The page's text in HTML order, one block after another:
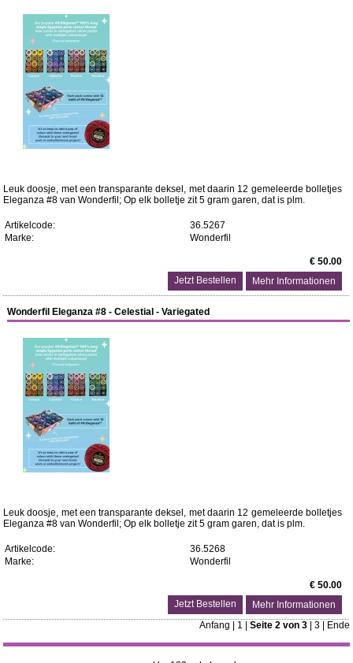
Leuk doosje, met een transparante deksel, met daarin 12 gemeleerde bolletjes
Eleganza #8 van Wonderfil; Op elk bolletje zit 5 gram garen, dat is plm.
Artikelcode:
36.5267
Marke:
Wonderfil
€ 50.00
Mehr Informationen
Wonderfil Eleganza #8 - Celestial - Variegated
Leuk doosje, met een transparante deksel, met daarin 12 gemeleerde bolletjes
Eleganza #8 van Wonderfil; Op elk bolletje zit 5 gram garen, dat is plm.
Artikelcode:
36.5268
Marke:
Wonderfil
€ 50.00
Mehr Informationen
Anfang | 1 | Seite 2 von 3 | 3| Ende